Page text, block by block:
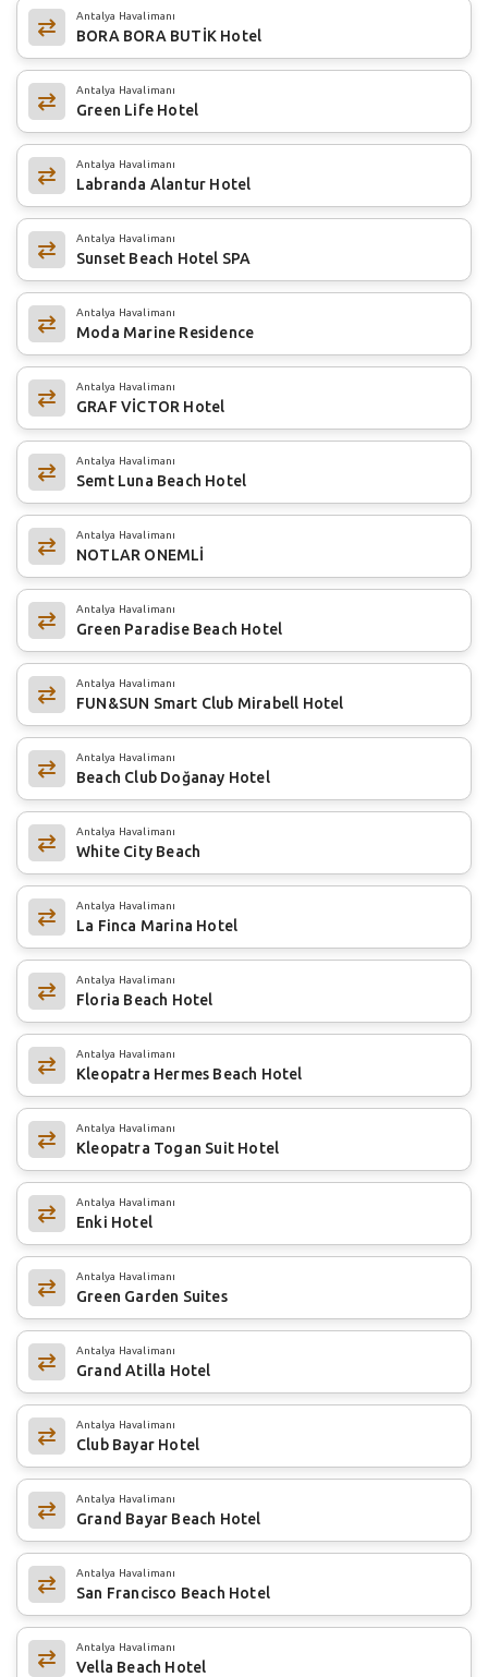
Antalya Havalimanı
BORA BORA BUTİK Hotel
Antalya Havalimanı
Green Life Hotel
Antalya Havalimanı
Labranda Alantur Hotel
Antalya Havalimanı
Sunset Beach Hotel SPA
Antalya Havalimanı
Moda Marine Residence
Antalya Havalimanı
GRAF VİCTOR Hotel
Antalya Havalimanı
Semt Luna Beach Hotel
Antalya Havalimanı
NOTLAR ONEMLİ
Antalya Havalimanı
Green Paradise Beach Hotel
Antalya Havalimanı
FUN&SUN Smart Club Mirabell Hotel
Antalya Havalimanı
Beach Club Doğanay Hotel
Antalya Havalimanı
White City Beach
Antalya Havalimanı
La Finca Marina Hotel
Antalya Havalimanı
Floria Beach Hotel
Antalya Havalimanı
Kleopatra Hermes Beach Hotel
Antalya Havalimanı
Kleopatra Togan Suit Hotel
Antalya Havalimanı
Enki Hotel
Antalya Havalimanı
Green Garden Suites
Antalya Havalimanı
Grand Atilla Hotel
Antalya Havalimanı
Club Bayar Hotel
Antalya Havalimanı
Grand Bayar Beach Hotel
Antalya Havalimanı
San Francisco Beach Hotel
Antalya Havalimanı
Vella Beach Hotel